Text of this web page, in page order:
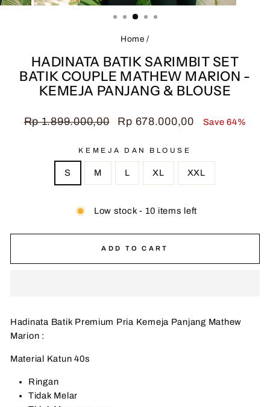
(ESC)
Home /
HADINATA BATIK SARIMBIT SET
BATIK COUPLE MATHEW MARION -
KEMEJA PANJANG & BLOUSE
Regular
Rp 1.899.000,00
Sale
Rp 678.000,00 Save 64%
KEMEJA DAN BLOUSE
S M L XL XXL
Low stock - 10 items left
ADD TO CART
Hadinata Batik Premium Pria Kemeja Panjang Mathew
Marion :
Material Katun 40s
Ringan
Tidak Melar